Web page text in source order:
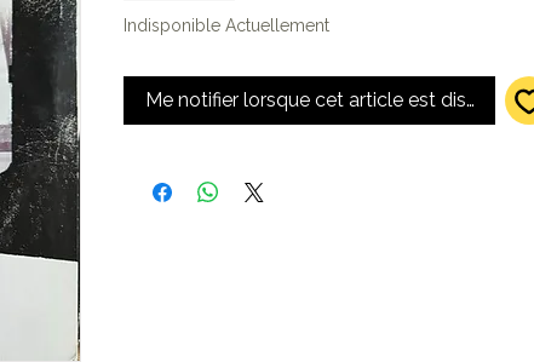
Indisponible Actuellement
Me notifier lorsque cet article est disponible